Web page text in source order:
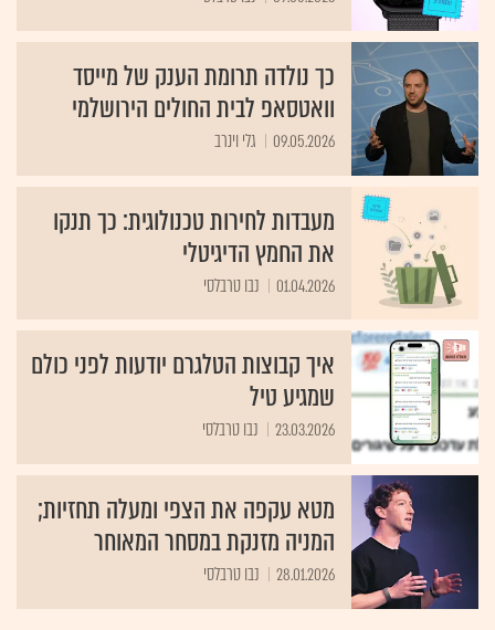
כך נולדה תרומת הענק של מייסד
וואטסאפ לבית החולים הירושלמי
09.05.2026 גלי וינרב
מעבדות לחירות טכנולוגית: כך תנקו
את החמץ הדיגיטלי
01.04.2026 נבו טרבלסי
איך קבוצות הטלגרם יודעות לפני כולם
שמגיע טיל
23.03.2026 נבו טרבלסי
מטא עקפה את הצפי ומעלה תחזיות;
המניה מזנקת במסחר המאוחר
28.01.2026 נבו טרבלסי